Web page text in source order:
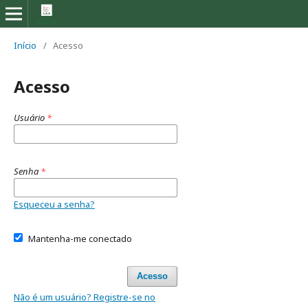
Início / Acesso
Acesso
Usuário *
Senha *
Esqueceu a senha?
Mantenha-me conectado
Acesso
Não é um usuário? Registre-se no